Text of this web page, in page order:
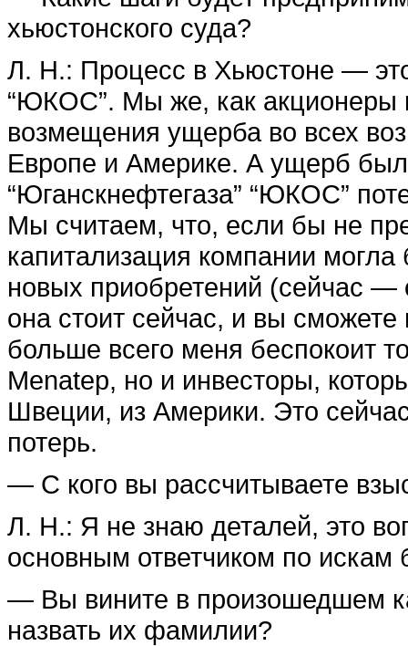
хьюстонского суда?
Л. Н.: Процесс в Хьюстоне —
“ЮКОС”. Мы же, как акционеры
возмещения ущерба во всех
Европе и Америке. А ущерб
“Юганскнефтегаза” “ЮКОС”
Мы считаем, что, если бы не
капитализация компании
новых приобретений (сейчас —
она стоит сейчас, и вы
больше всего меня беспокоит
Menatep, но и инвесторы,
Швеции, из Америки. Это
потерь.
— С кого вы рассчитываете
Л. Н.: Я не знаю деталей, это
основным ответчиком по искам
— Вы вините в произошедшем
назвать их фамилии?